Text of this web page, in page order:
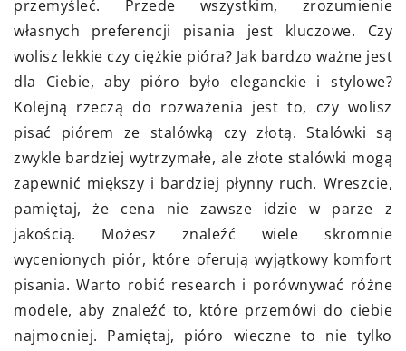
przemyśleć. Przede wszystkim, zrozumienie
własnych preferencji pisania jest kluczowe. Czy
wolisz lekkie czy ciężkie pióra? Jak bardzo ważne jest
dla Ciebie, aby pióro było eleganckie i stylowe?
Kolejną rzeczą do rozważenia jest to, czy wolisz
pisać piórem ze stalówką czy złotą. Stalówki są
zwykle bardziej wytrzymałe, ale złote stalówki mogą
zapewnić miększy i bardziej płynny ruch. Wreszcie,
pamiętaj, że cena nie zawsze idzie w parze z
jakością. Możesz znaleźć wiele skromnie
wycenionych piór, które oferują wyjątkowy komfort
pisania. Warto robić research i porównywać różne
modele, aby znaleźć to, które przemówi do ciebie
najmocniej. Pamiętaj, pióro wieczne to nie tylko